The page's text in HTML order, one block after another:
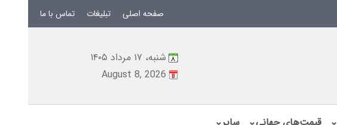
صفحه اصلی تبلیغات تماس با ما
شنبه، ۱۷ مرداد ۱۴۰۵
August 8, 2026